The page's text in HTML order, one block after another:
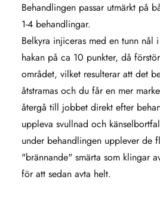
Behandlingen passar utmärkt på
1-4 behandlingar.
Belkyra injiceras med en tunn nål
hakan på ca 10 punkter, då
området, vilket resulterar att det
åtstramas och du får en mer
återgå till jobbet direkt efter
uppleva svullnad och
under behandlingen upplever de
"brännande" smärta som klingar
för att sedan avta helt.